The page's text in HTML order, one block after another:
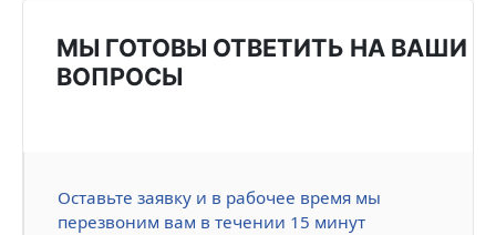
МЫ ГОТОВЫ ОТВЕТИТЬ НА ВАШИ
ВОПРОСЫ
Оставьте заявку и в рабочее время мы
перезвоним вам в течении 15 минут